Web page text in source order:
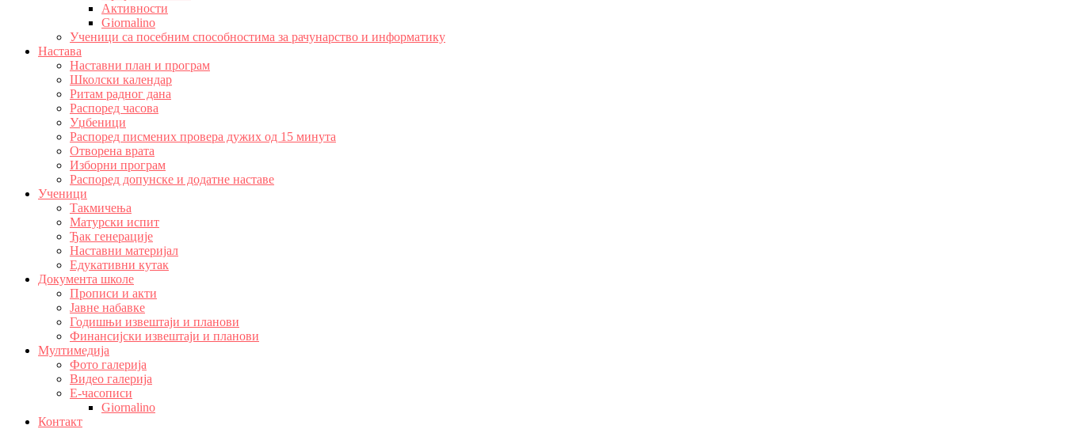
Активности
Giornalino
Ученици са посебним способностима за рачунарство и информатику
Настава
Наставни план и програм
Школски календар
Ритам радног дана
Распоред часова
Уџбеници
Распоред писмених провера дужих од 15 минута
Отворена врата
Изборни програм
Распоред допунске и додатне наставе
Ученици
Такмичења
Матурски испит
Ђак генерације
Наставни материјал
Едукативни кутак
Документа школе
Прописи и акти
Јавне набавке
Годишњи извештаји и планови
Финансијски извештаји и планови
Мултимедија
Фото галерија
Видео галерија
Е-часописи
Giornalino
Контакт